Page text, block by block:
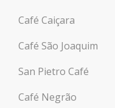
Café Caiçara
Café São Joaquim
San Pietro Café
Café Negrão